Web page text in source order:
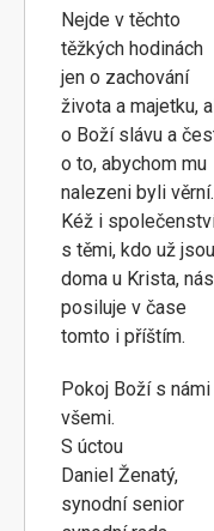
Nejde v těchto
těžkých hodinách
jen o zachování
života a majetku,
o Boží slávu a
o to, abychom mu
nalezeni byli věrní.
Kéž i
s těmi, kdo už jsou
doma u Krista, nás
posiluje v čase
tomto i příštím.
Pokoj Boží s námi
všemi.
S úctou
Daniel Ženatý,
synodní senior